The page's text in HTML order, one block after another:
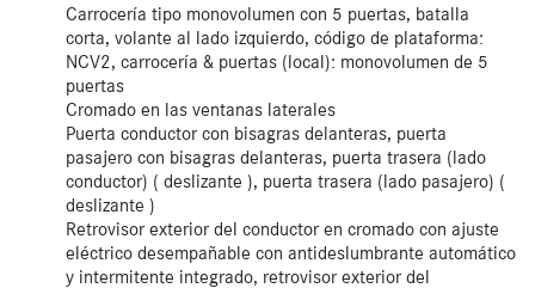
Carrocería tipo monovolumen con 5 puertas, batalla
corta, volante al lado izquierdo, código de plataforma:
NCV2, carrocería & puertas (local): monovolumen de 5
puertas
Cromado en las ventanas laterales
Puerta conductor con bisagras delanteras, puerta
pasajero con bisagras delanteras, puerta trasera (lado
conductor) ( deslizante ), puerta trasera (lado pasajero) (
deslizante )
Retrovisor exterior del conductor en cromado con ajuste
eléctrico desempañable con antideslumbrante automático
y intermitente integrado, retrovisor exterior del